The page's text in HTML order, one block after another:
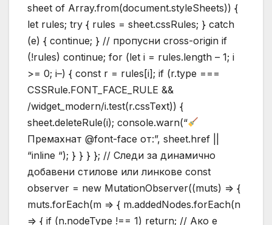
sheet of Array.from(document.styleSheets)) {
let rules; try { rules = sheet.cssRules; } catch
(e) { continue; } // пропусни cross-origin if
(!rules) continue; for (let i = rules.length – 1; i
>= 0; i–) { const r = rules[i]; if (r.type ===
CSSRule.FONT_FACE_RULE &&
/widget_modern/i.test(r.cssText)) {
sheet.deleteRule(i); console.warn(“
Премахнат @font-face от:”, sheet.href ||
“inline “); } } } }; // Следи за динамично
добавени стилове или линкове const
observer = new MutationObserver((muts) => {
muts.forEach(m => { m.addedNodes.forEach(n
=> { if (n.nodeType !== 1) return; // Ако е